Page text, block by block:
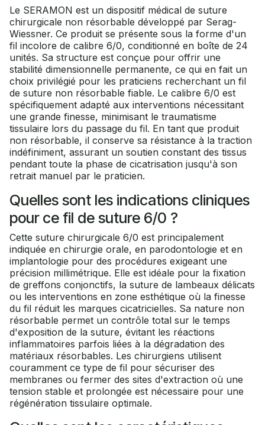
Le SERAMON est un dispositif médical de suture
chirurgicale non résorbable développé par Serag-
Wiessner. Ce produit se présente sous la forme d'un
fil incolore de calibre 6/0, conditionné en boîte de 24
unités. Sa structure est conçue pour offrir une
stabilité dimensionnelle permanente, ce qui en fait un
choix privilégié pour les praticiens recherchant un fil
de suture non résorbable fiable. Le calibre 6/0 est
spécifiquement adapté aux interventions nécessitant
une grande finesse, minimisant le traumatisme
tissulaire lors du passage du fil. En tant que produit
non résorbable, il conserve sa résistance à la traction
indéfiniment, assurant un soutien constant des tissus
pendant toute la phase de cicatrisation jusqu'à son
retrait manuel par le praticien.
Quelles sont les indications cliniques
pour ce fil de suture 6/0 ?
Cette suture chirurgicale 6/0 est principalement
indiquée en chirurgie orale, en parodontologie et en
implantologie pour des procédures exigeant une
précision millimétrique. Elle est idéale pour la fixation
de greffons conjonctifs, la suture de lambeaux délicats
ou les interventions en zone esthétique où la finesse
du fil réduit les marques cicatricielles. Sa nature non
résorbable permet un contrôle total sur le temps
d'exposition de la suture, évitant les réactions
inflammatoires parfois liées à la dégradation des
matériaux résorbables. Les chirurgiens utilisent
couramment ce type de fil pour sécuriser des
membranes ou fermer des sites d'extraction où une
tension stable et prolongée est nécessaire pour une
régénération tissulaire optimale.